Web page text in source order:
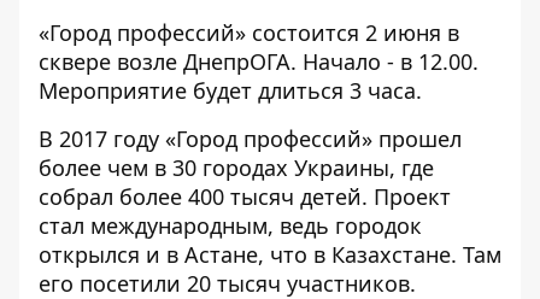
«Город профессий» состоится 2 июня в
сквере возле ДнепрОГА. Начало - в 12.00.
Мероприятие будет длиться 3 часа.
В 2017 году «Город профессий» прошел
более чем в 30 городах Украины, где
собрал более 400 тысяч детей. Проект
стал международным, ведь городок
открылся и в Астане, что в Казахстане. Там
его посетили 20 тысяч участников.